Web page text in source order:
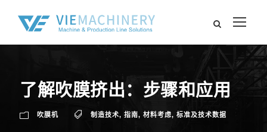
了解吹膜挤出：步骤和应用
吹膜机 制造技术, 指南, 材料考虑, 标准及技术数据